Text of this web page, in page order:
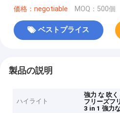
価格：negotiable MOQ：500個
ベストプライス
製品の説明
ハイライト
強力 な 吹
フリーズフ
3 in 1 強力